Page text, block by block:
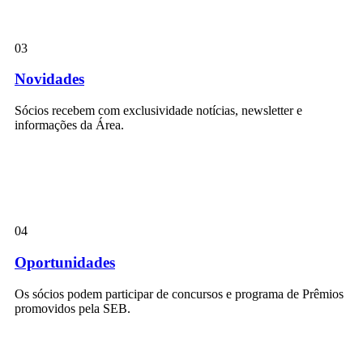
03
Novidades
Sócios recebem com exclusividade notícias, newsletter e
informações da Área.
04
Oportunidades
Os sócios podem participar de concursos e programa de Prêmios
promovidos pela SEB.